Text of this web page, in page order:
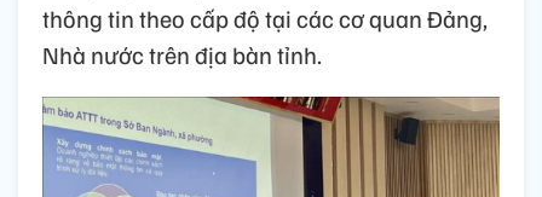
thông tin theo cấp độ tại các cơ quan Đảng,
Nhà nước trên địa bàn tỉnh.